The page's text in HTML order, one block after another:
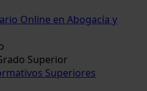
Online en Abogacía y
Superior
Superiores